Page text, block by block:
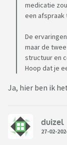
medicatie
een afspraak
De
maar de
structuur en
Hoop dat je
Ja, hier ben ik
duizel
27-02-